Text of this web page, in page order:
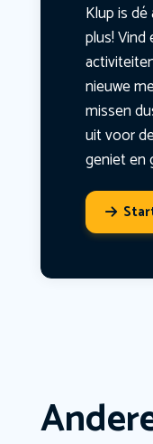
Klup is
plus!
nieuwe
missen
uit voor
geniet en